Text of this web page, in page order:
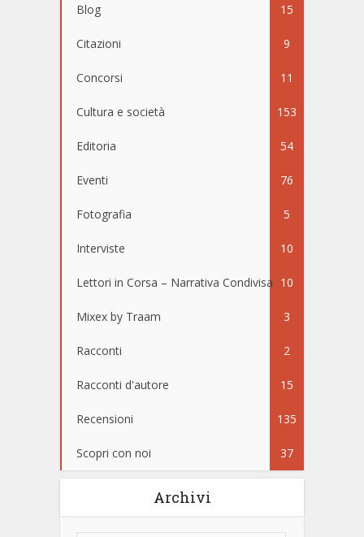
Blog 15
Citazioni 9
Concorsi 11
Cultura e società 153
Editoria 54
Eventi 76
Fotografia 5
Interviste 10
Lettori in Corsa – Narrativa Condivisa 10
Mixex by Traam 3
Racconti 2
Racconti d'autore 15
Recensioni 135
Scopri con noi 37
Archivi